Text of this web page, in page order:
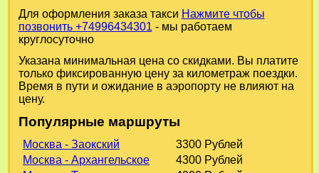
Для оформления заказа такси Нажмите чтобы
позвонить +74996434301 - мы работаем
круглосуточно
Указана минимальная цена со скидками. Вы платите
только фиксированную цену за километраж поездки.
Время в пути и ожидание в аэропорту не влияют на
цену.
Популярные маршруты
Москва - Заокский
3300 Рублей
Москва - Архангельское
4300 Рублей